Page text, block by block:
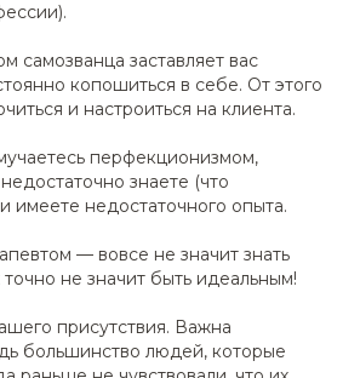
самозванца заставляет вас
копошиться в себе. От этого
и настроиться на клиента.
перфекционизмом,
знаете (что
имеете недостаточного опыта.
— вовсе не значит знать
не значит быть идеальным!
присутствия. Важна
большинство людей, которые